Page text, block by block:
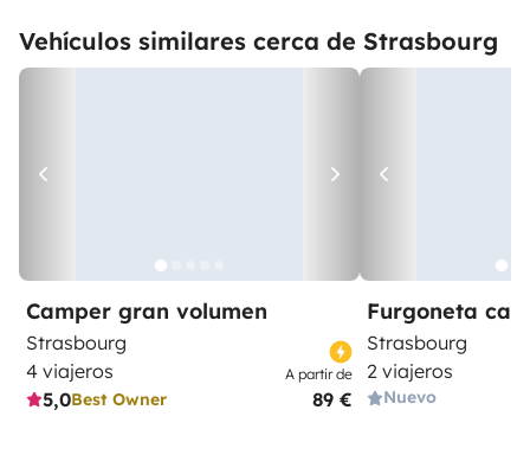
Vehículos similares cerca de Strasbourg
Camper gran volumen
Strasbourg
4 viajeros
5,0Best Owner
A partir de
89 €
Furgoneta
Strasbourg
2 viajeros
Nuevo